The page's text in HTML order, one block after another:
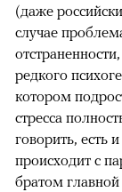
(даже
случае
редкого
котором
стресса
говорить, есть
происходит с
братом